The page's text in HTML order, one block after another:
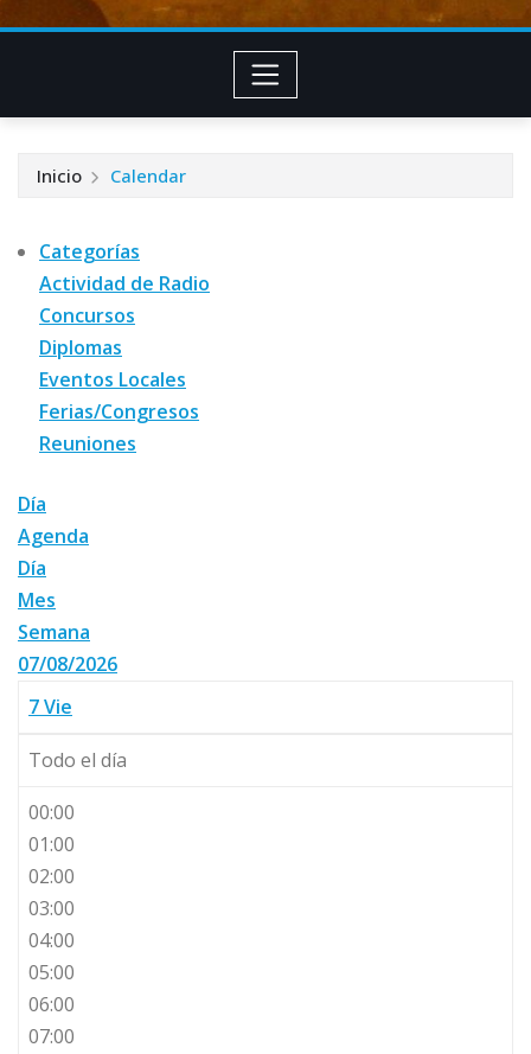
Inicio Calendar
Categorías
Actividad de Radio
Concursos
Diplomas
Eventos Locales
Ferias/Congresos
Reuniones
Día
Agenda
Día
Mes
Semana
07/08/2026
7Vie
Todo el día
00:00
01:00
02:00
03:00
04:00
05:00
06:00
07:00